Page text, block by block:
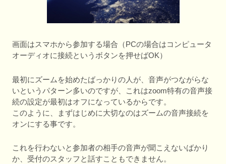
画面はスマホから参加する場合（PCの場合はコンピュータ
オーディオに接続というボタンを押せばOK）
最初にズームを始めたばっかりの人が、音声がつながらな
いというパターン多いのですが、これはzoom特有の音声接
続の設定が最初はオフになっているからです。
このように、まずはじめに大切なのはズームの音声接続を
オンにする事です。
これを行わないと参加者の相手の音声が聞こえないばかり
か、受付のスタッフと話すこともできません。